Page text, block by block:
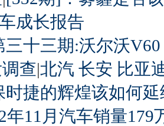
成长报告
三十三期:沃尔沃
查|北汽 长安 比亚
时捷的辉煌该如何延
年11月汽车销量179